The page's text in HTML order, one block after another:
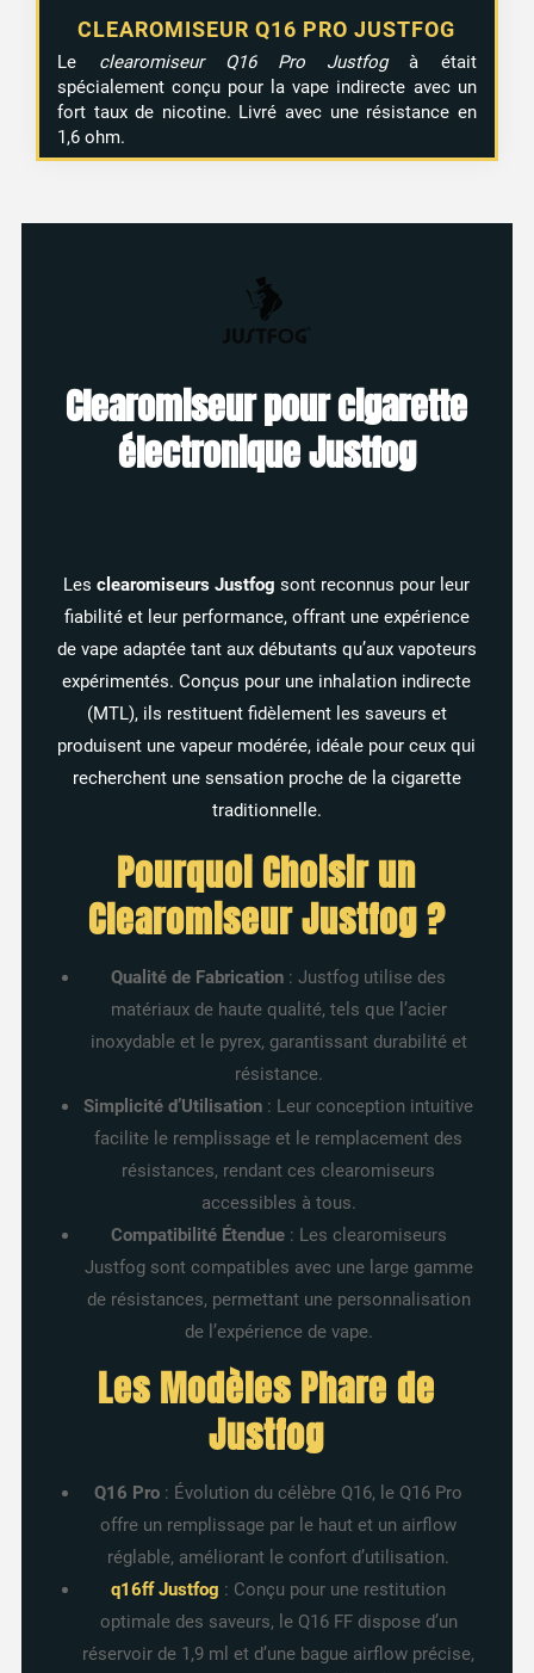
3 avis
CLEAROMISEUR Q16 PRO JUSTFOG
Le clearomiseur Q16 Pro Justfogà était
spécialement conçu pour la vape indirecte avec un
fort taux de nicotine. Livré avec une résistance en
1,6 ohm.
Clearomiseur pour cigarette
électronique Justfog
Lesclearomiseurs Justfog sont reconnus pour leur
fiabilité et leur performance, offrant une expérience
de vape adaptée tant aux débutants qu’aux vapoteurs
expérimentés. Conçus pour une inhalation indirecte
(MTL), ils restituent fidèlement les saveurs et
produisent une vapeur modérée, idéale pour ceux qui
recherchent une sensation proche de la cigarette
traditionnelle.
Pourquoi Choisir un
Clearomiseur Justfog ?
Qualité de Fabrication : Justfog utilise des
matériaux de haute qualité, tels que l’acier
inoxydable et le pyrex, garantissant durabilité et
résistance.
Simplicité d’Utilisation : Leur conception intuitive
facilite le remplissage et le remplacement des
résistances, rendant ces clearomiseurs
accessibles à tous.
Compatibilité Étendue: Les clearomiseurs
Justfog sont compatibles avec une large gamme
de résistances, permettant une personnalisation
de l’expérience de vape.
Les Modèles Phare de
Justfog
Q16 Pro : Évolution du célèbre Q16, le Q16 Pro
offre un remplissage par le haut et un airflow
réglable, améliorant le confort d’utilisation.
q16ff Justfog : Conçu pour une restitution
optimale des saveurs, le Q16 FF dispose d’un
réservoir de 1,9 ml et d’une bague airflow précise,